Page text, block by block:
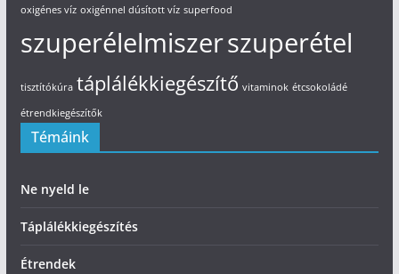
oxigénes víz oxigénnel dúsított víz superfood
szuperélelmiszerszuperétel
tisztítókúra táplálékkiegészítő vitaminok étcsokoládé
étrendkiegészítők
Témáink
Ne nyeld le
Táplálékkiegészítés
Étrendek